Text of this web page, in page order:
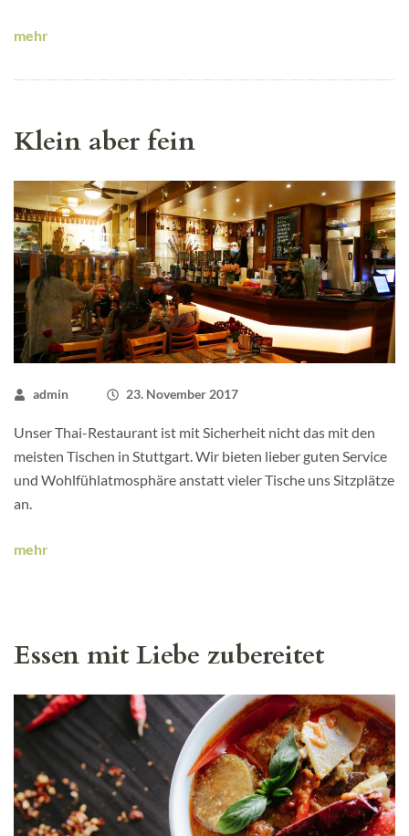
mehr
Klein aber fein
admin 23. November 2017
Unser Thai-Restaurant ist mit Sicherheit nicht das mit den
meisten Tischen in Stuttgart. Wir bieten lieber guten Service
und Wohlfühlatmosphäre anstatt vieler Tische uns Sitzplätze
an.
mehr
Essen mit Liebe zubereitet